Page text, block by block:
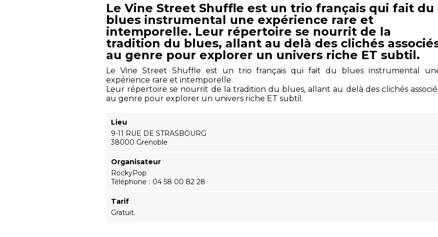
Le Vine Street Shuffle est un trio français qui fait du
blues instrumental une expérience rare et
intemporelle. Leur répertoire se nourrit de la
tradition du blues, allant au delà des clichés
au genre pour explorer un univers riche ET subtil.
Le Vine Street Shuffle est un trio français qui fait du blues instrumental
expérience rare et intemporelle.
Leur répertoire se nourrit de la tradition du blues, allant au delà des clichés
au genre pour explorer un univers riche ET subtil.
Lieu
9-11 RUE DE STRASBOURG
38000 Grenoble
Organisateur
RockyPop
Téléphone
04 58 00 82 28
Tarif
Gratuit.